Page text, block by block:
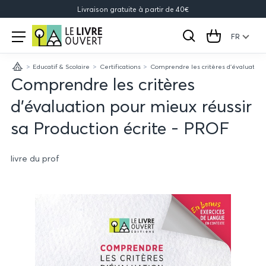
Livraison gratuite à partir de 40€
Le
Livre
Ouvert
Open
menu
Rechercher
Cart FR
AccueilEducatif & Scolaire Certifications Comprendre les critères
Comprendre les critères
d'évaluation pour mieux réussir
sa Production écrite - PROF
livre du prof